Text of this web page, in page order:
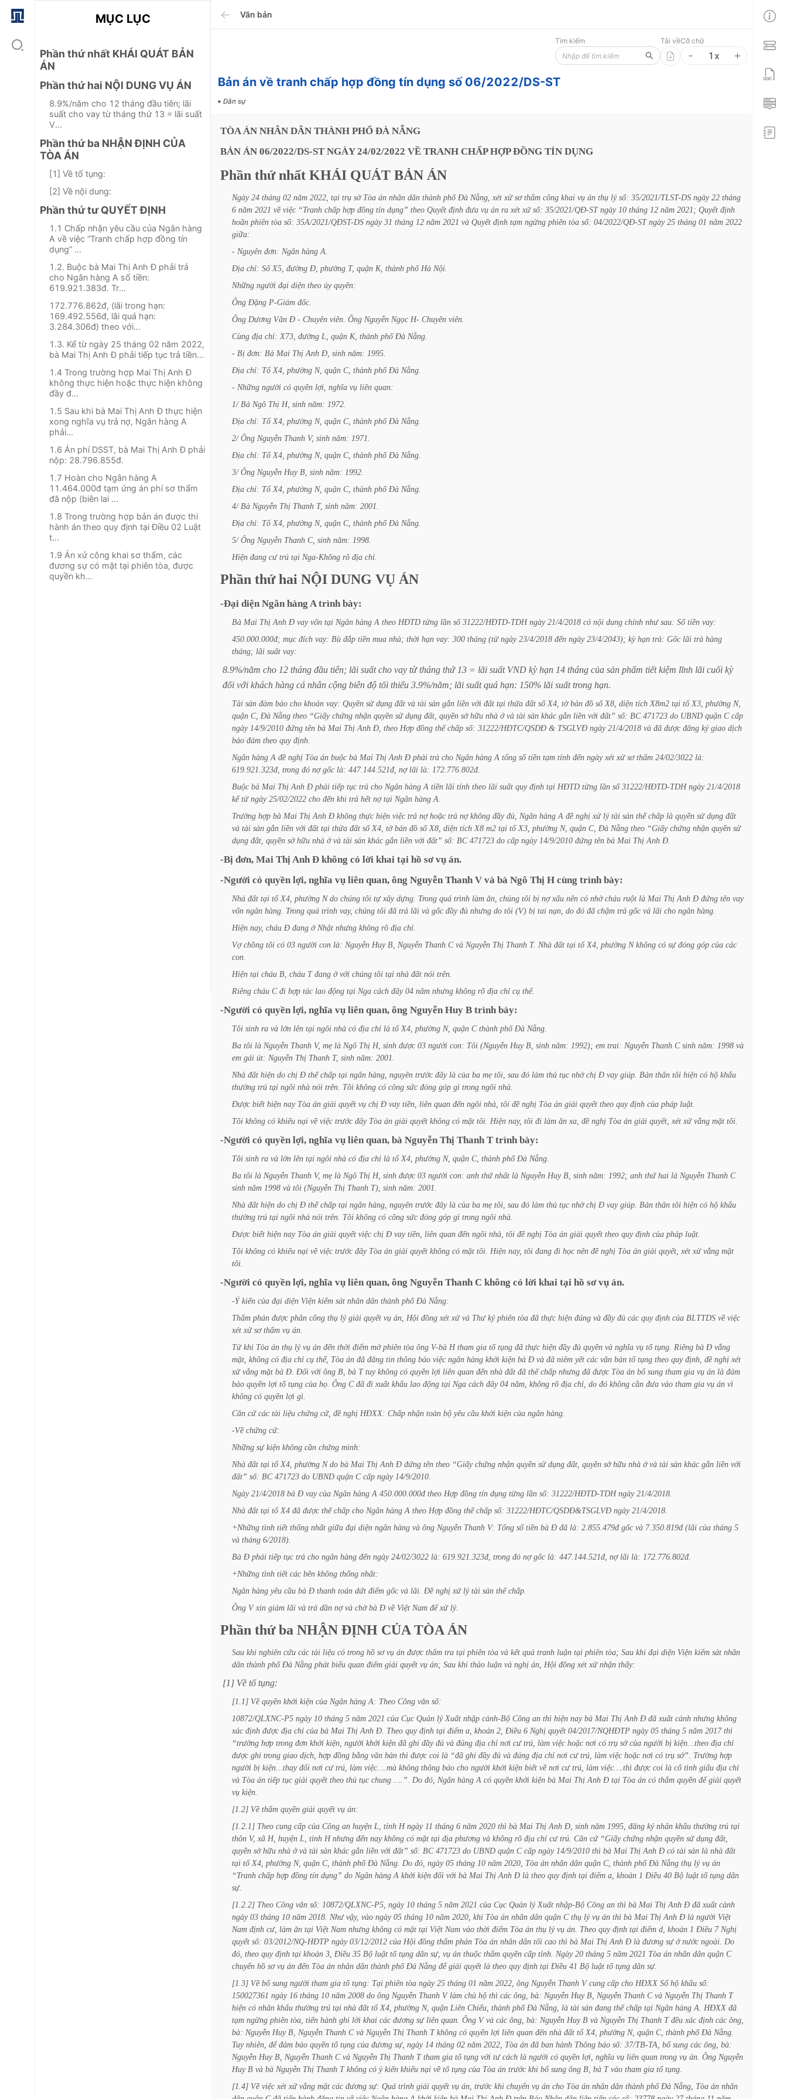
MỤC LỤC
Phần thứ nhất KHÁI QUÁT BẢN
ÁN
Phần thứ hai NỘI DUNG VỤ ÁN
8.9%/năm cho 12 tháng đầu tiên; lãi
suất cho vay từ tháng thứ 13 = lãi suất
V...
Phần thứ ba NHẬN ĐỊNH CỦA
TÒA ÁN
[1] Về tố tụng:
[2] Về nội dung:
Phần thứ tư QUYẾT ĐỊNH
1.1 Chấp nhận yêu cầu của Ngân hàng
A về việc “Tranh chấp hợp đồng tín
dụng” ...
1.2. Buộc bà Mai Thị Anh Đ phải trả
cho Ngân hàng A số tiền:
619.921.383đ. Tr...
172.776.862đ, (lãi trong hạn:
169.492.556đ, lãi quá hạn:
3.284.306đ) theo với...
1.3. Kể từ ngày 25 tháng 02 năm 2022,
bà Mai Thị Anh Đ phải tiếp tục trả tiền...
1.4 Trong trường hợp Mai Thị Anh Đ
không thực hiện hoặc thực hiện không
đầy đ...
1.5 Sau khi bà Mai Thị Anh Đ thực hiện
xong nghĩa vụ trả nợ, Ngân hàng A
phải...
1.6 Án phí DSST, bà Mai Thị Anh Đ phải
nộp: 28.796.855đ.
1.7 Hoàn cho Ngân hàng A
11.464.000đ tạm ứng án phí sơ thẩm
đã nộp (biên lai ...
1.8 Trong trường hợp bản án được thi
hành án theo quy định tại Điều 02 Luật
t...
1.9 Án xử công khai sơ thẩm, các
đương sự có mặt tại phiên tòa, được
quyền kh...
Văn bản
Tìm kiếm Tải vềCỡ chữ
1 x
Bản án về tranh chấp hợp đồng tín dụng số 06/2022/DS-ST
Dân sự
TÒA ÁN NHÂN DÂN THÀNH PHỐ ĐÀ NẴNG
BẢN ÁN 06/2022/DS-ST NGÀY 24/02/2022 VỀ TRANH CHẤP HỢP ĐỒNG TÍN DỤNG
Phần thứ nhất KHÁI QUÁT BẢN ÁN
Ngày 24 tháng 02 năm 2022, tại trụ sở Tòa án nhân dân thành phố Đà Nẵng, xét xử sơ thẩm công khai vụ án thụ lý số: 35/2021/TLST-DS ngày 22 tháng
6 năm 2021 về việc “Tranh chấp hợp đồng tín dụng” theo Quyết định đưa vụ án ra xét xử số: 35/2021/QĐ-ST ngày 10 tháng 12 năm 2021; Quyết định
hoãn phiên tòa số: 35A/2021/QĐST-DS ngày 31 tháng 12 năm 2021 và Quyết định tạm ngừng phiên tòa số: 04/2022/QĐ-ST ngày 25 tháng 01 năm 2022
giữa:
- Nguyên đơn: Ngân hàng A.
Địa chỉ: Số X5, đường Đ, phường T, quận K, thành phố Hà Nội.
Những người đại diện theo ủy quyền:
Ông Đặng P-Giám đốc.
Ông Dương Văn Đ - Chuyên viên. Ông Nguyễn Ngọc H- Chuyên viên.
Cùng địa chỉ: X73, đường L, quận K, thành phố Đà Nẵng.
- Bị đơn: Bà Mai Thị Anh Đ, sinh năm: 1995.
Địa chỉ: Tổ X4, phường N, quận C, thành phố Đà Nẵng.
- Những người có quyền lợi, nghĩa vụ liên quan:
1/ Bà Ngô Thị H, sinh năm: 1972.
Địa chỉ: Tổ X4, phường N, quận C, thành phố Đà Nẵng.
2/ Ông Nguyễn Thanh V, sinh năm: 1971.
Địa chỉ: Tổ X4, phường N, quận C, thành phố Đà Nẵng.
3/ Ông Nguyễn Huy B, sinh năm: 1992.
Địa chỉ: Tổ X4, phường N, quận C, thành phố Đà Nẵng.
4/ Bà Nguyễn Thị Thanh T, sinh năm: 2001.
Địa chỉ: Tổ X4, phường N, quận C, thành phố Đà Nẵng.
5/ Ông Nguyễn Thanh C, sinh năm: 1998.
Hiện đang cư trú tại Nga-Không rõ địa chỉ.
Phần thứ hai NỘI DUNG VỤ ÁN
-Đại diện Ngân hàng A trình bày:
Bà Mai Thị Anh Đ vay vốn tại Ngân hàng A theo HĐTD từng lần số 31222/HĐTD-TDH ngày 21/4/2018 có nội dung chính như sau: Số tiền vay:
450.000.000đ; mục đích vay: Bù đắp tiền mua nhà; thời hạn vay: 300 tháng (từ ngày 23/4/2018 đến ngày 23/4/2043); kỳ hạn trả: Gốc lãi trả hàng
tháng; lãi suất vay:
8.9%/năm cho 12 tháng đầu tiên; lãi suất cho vay từ tháng thứ 13 = lãi suất VND kỳ hạn 14 tháng của sản phẩm tiết kiệm lĩnh lãi cuối kỳ
đối với khách hàng cá nhân cộng biên độ tối thiểu 3.9%/năm; lãi suất quá hạn: 150% lãi suất trong hạn.
Tài sản đảm bảo cho khoản vay: Quyền sử dụng đất và tài sản gắn liền với đất tại thửa đất số X4, tờ bản đồ số X8, diện tích X8m2 tại tổ X3, phường N,
quận C, Đà Nẵng theo “Giấy chứng nhận quyền sử dụng đất, quyền sở hữu nhà ở và tài sản khác gắn liền với đất” số: BC 471723 do UBND quận C cấp
ngày 14/9/2010 đứng tên bà Mai Thị Anh Đ, theo Hợp đồng thế chấp số: 31222/HĐTC/QSDĐ & TSGLVĐ ngày 21/4/2018 và đã được đăng ký giao dịch
bảo đảm theo quy định.
Ngân hàng A đề nghị Tòa án buộc bà Mai Thị Anh Đ phải trả cho Ngân hàng A tổng số tiền tạm tính đến ngày xét xử sơ thẩm 24/02/3022 là:
619.921.323đ, trong đó nợ gốc là: 447.144.521đ, nợ lãi là: 172.776.802đ.
Buộc bà Mai Thị Anh Đ phải tiếp tục trả cho Ngân hàng A tiền lãi tính theo lãi suất quy định tại HĐTD từng lần số 31222/HĐTD-TDH ngày 21/4/2018
kể từ ngày 25/02/2022 cho đến khi trả hết nợ tại Ngân hàng A.
Trường hợp bà Mai Thị Anh Đ không thực hiện việc trả nợ hoặc trả nợ không đầy đủ, Ngân hàng A đề nghị xử lý tài sản thế chấp là quyền sử dụng đất
và tài sản gắn liền với đất tại thửa đất số X4, tờ bản đồ số X8, diện tích X8 m2 tại tổ X3, phường N, quận C, Đà Nẵng theo “Giấy chứng nhận quyền sử
dụng đất, quyền sở hữu nhà ở và tài sản khác gắn liền với đất” số: BC 471723 do cấp ngày 14/9/2010 đứng tên bà Mai Thị Anh Đ.
-Bị đơn, Mai ThịAnh Đ không có lời khai tại hồ sơ vụ án.
-Người có quyền lợi, nghĩa vụ liên quan, ông Nguyễn Thanh V và bà Ngô Thị H cùng trình bày:
Nhà đất tại tổ X4, phường N do chúng tôi tự xây dựng. Trong quá trình làm ăn, chúng tôi bị nợ xấu nên có nhờ cháu ruột là Mai Thị Anh Đ đứng tên vay
vốn ngân hàng. Trong quá trình vay, chúng tôi đã trả lãi và gốc đầy đủ nhưng do tôi (V) bị tai nạn, do đó đã chậm trả gốc và lãi cho ngân hàng.
Hiện nay, cháu Đ đang ở Nhật nhưng không rõ địa chỉ.
Vợ chồng tôi có 03 người con là: Nguyễn Huy B, Nguyễn Thanh C và Nguyễn Thị Thanh T. Nhà đất tại tổ X4, phường N không có sự đóng góp của các
con.
Hiện tại cháu B, cháu T đang ở với chúng tôi tại nhà đất nói trên.
Riêng cháu C đi hợp tác lao động tại Nga cách đây 04 năm nhưng không rõ địa chỉ cụ thể.
-Người có quyền lợi, nghĩa vụ liên quan, ông Nguyễn Huy B trình bày:
Tôi sinh ra và lớn lên tại ngôi nhà có địa chỉ là tổ X4, phường N, quận C thành phố Đà Nẵng.
Ba tôi là Nguyễn Thanh V, mẹ là Ngô Thị H, sinh được 03 người con: Tôi (Nguyễn Huy B, sinh năm: 1992); em trai: Nguyễn Thanh C sinh năm: 1998 và
em gái út: Nguyễn Thị Thanh T, sinh năm: 2001.
Nhà đất hiện do chị Đ thế chấp tại ngân hàng, nguyên trước đây là của ba mẹ tôi, sau đó làm thủ tục nhờ chị Đ vay giúp. Bản thân tôi hiện có hộ khẩu
thường trú tại ngôi nhà nói trên. Tôi không có công sức đóng góp gì trong ngôi nhà.
Được biết hiện nay Tòa án giải quyết vụ chị Đ vay tiền, liên quan đến ngôi nhà, tôi đề nghị Tòa án giải quyết theo quy định của pháp luật.
Tôi không có khiếu nại về việc trước đây Tòa án giải quyết không có mặt tôi. Hiện nay, tôi đi làm ăn xa, đề nghị Tòa án giải quyết, xét xử vắng mặt tôi.
-Người có quyền lợi, nghĩa vụ liên quan, bà Nguyễn Thị Thanh T trình bày:
Tôi sinh ra và lớn lên tại ngôi nhà có địa chỉ là tổ X4, phường N, quận C, thành phố Đà Nẵng.
Ba tôi là Nguyễn Thanh V, mẹ là Ngô Thị H, sinh được 03 người con: anh thứ nhất là Nguyễn Huy B, sinh năm: 1992; anh thứ hai là Nguyễn Thanh C
sinh năm 1998 và tôi (Nguyễn Thị Thanh T), sinh năm: 2001.
Nhà đất hiện do chị Đ thế chấp tại ngân hàng, nguyên trước đây là của ba mẹ tôi, sau đó làm thủ tục nhờ chị Đ vay giúp. Bản thân tôi hiện có hộ khẩu
thường trú tại ngôi nhà nói trên. Tôi không có công sức đóng góp gì trong ngôi nhà.
Được biết hiện nay Tòa án giải quyết việc chị Đ vay tiền, liên quan đến ngôi nhà, tôi đề nghị Tòa án giải quyết theo quy định của pháp luật.
Tôi không có khiếu nại về việc trước đây Tòa án giải quyết không có mặt tôi. Hiện nay, tôi đang đi học nên đề nghị Tòa án giải quyết, xét xử vắng mặt
tôi.
-Người có quyền lợi, nghĩa vụ liên quan, ông Nguyễn Thanh C không có lời khai tại hồ sơ vụ án.
-Ý kiến của đại diện Viện kiểm sát nhân dân thành phố Đà Nẵng:
Thẩm phán được phân công thụ lý giải quyết vụ án, Hội đồng xét xử và Thư ký phiên tòa đã thực hiện đúng và đầy đủ các quy định của BLTTDS về việc
xét xử sơ thẩm vụ án.
Từ khi Tòa án thụ lý vụ án đến thời điểm mở phiên tòa ông V-bà H tham gia tố tụng đã thực hiện đầy đủ quyền và nghĩa vụ tố tụng. Riêng bà Đ vắng
mặt, không có địa chỉ cụ thể, Tòa án đã đăng tin thông báo việc ngân hàng khởi kiện bà Đ và đã niêm yết các văn bản tố tụng theo quy định, đề nghị xét
xử vắng mặt bà Đ. Đối với ông B, bà T tuy không có quyền lợi liên quan đến nhà đất đã thế chấp nhưng đã được Tòa án bổ sung tham gia vụ án là đảm
bảo quyền lợi tố tụng của họ. Ông C đã đi xuất khẩu lao động tại Nga cách đây 04 năm, không rõ địa chỉ, do đó không cần đưa vào tham gia vụ án vì
không có quyền lợi gì.
Căn cứ các tài liệu chứng cứ, đề nghị HĐXX: Chấp nhận toàn bộ yêu cầu khởi kiện của ngân hàng.
-Về chứng cứ:
Những sự kiện không cần chứng minh:
Nhà đất tại tổ X4, phường N do bà Mai Thị Anh Đ đứng tên theo “Giấy chứng nhận quyền sử dụng đất, quyền sở hữu nhà ở và tài sản khác gắn liền với
đất” số: BC 471723 do UBND quận C cấp ngày 14/9/2010.
Ngày 21/4/2018 bà Đ vay của Ngân hàng A 450.000.000đ theo Hợp đồng tín dụng từng lần số: 31222/HĐTD-TDH ngày 21/4/2018.
Nhà đất tại tổ X4 đã được thế chấp cho Ngân hàng A theo Hợp đồng thế chấp số: 31222/HĐTC/QSDĐ&TSGLVĐ ngày 21/4/2018.
+Những tình tiết thống nhất giữa đại diện ngân hàng và ông Nguyễn Thanh V: Tổng số tiền bà Đ đã là: 2.855.479đ gốc và 7.350.819đ (lãi của tháng 5
và tháng 6/2018).
Bà Đ phải tiếp tục trả cho ngân hàng đến ngày 24/02/3022 là: 619.921.323đ, trong đó nợ gốc là: 447.144.521đ, nợ lãi là: 172.776.802đ.
+Những tình tiết các bên không thống nhất:
Ngân hàng yêu cầu bà Đ thanh toán dứt điểm gốc và lãi. Đề nghị xử lý tài sản thế chấp.
Ông V xin giảm lãi và trả dần nợ và chờ bà Đ về Việt Nam để xử lý.
Phần thứ ba NHẬN ĐỊNH CỦA TÒA ÁN
Sau khi nghiên cứu các tài liệu có trong hồ sơ vụ án được thẩm tra tại phiên tòa và kết quả tranh luận tại phiên tòa; Sau khi đại diện Viện kiểm sát nhân
dân thành phố Đà Nẵng phát biểu quan điểm giải quyết vụ án; Sau khi thảo luận và nghị án, Hội đồng xét xử nhận thấy:
[1] Về tố tụng:
[1.1] Về quyền khởi kiện của Ngân hàng A: Theo Công văn số:
10872/QLXNC-P5 ngày 10 tháng 5 năm 2021 của Cục Quản lý Xuất nhập cảnh-Bộ Công an thì hiện nay bà Mai Thị Anh Đ đã xuất cảnh nhưng không
xác định được địa chỉ của bà Mai Thị Anh Đ. Theo quy định tại điểm a, khoản 2, Điều 6 Nghị quyết 04/2017/NQHĐTP ngày 05 tháng 5 năm 2017 thì
“trường hợp trong đơn khởi kiện, người khởi kiện đã ghi đầy đủ và đúng địa chỉ nơi cư trú, làm việc hoặc nơi có trụ sở của người bị kiện…theo địa chỉ
được ghi trong giao dịch, hợp đồng bằng văn bản thì được coi là “đã ghi đầy đủ và đúng địa chỉ nơi cư trú, làm việc hoặc nơi có trụ sở”. Trường hợp
người bị kiện…thay đổi nơi cư trú, làm việc….mà không thông báo cho người khởi kiện biết về nơi cư trú, làm việc….thì được coi là cố tình giấu địa chỉ
và Tòa án tiếp tục giải quyết theo thủ tục chung ….”. Do đó, Ngân hàng A có quyền khởi kiện bà Mai Thị Anh Đ tại Tòa án có thẩm quyền để giải quyết
vụ kiện.
[1.2] Về thẩm quyền giải quyết vụ án:
[1.2.1] Theo cung cấp của Công an huyện L, tỉnh H ngày 11 tháng 6 năm 2020 thì bà Mai Thị Anh Đ, sinh năm 1995, đăng ký nhân khẩu thường trú tại
thôn V, xã H, huyện L, tỉnh H nhưng đến nay không có mặt tại địa phương và không rõ địa chỉ cư trú. Căn cứ “Giấy chứng nhận quyền sử dụng đất,
quyền sở hữu nhà ở và tài sản khác gắn liền với đất” số: BC 471723 do UBND quận C cấp ngày 14/9/2010 thì bà Mai Thị Anh Đ có tài sản là nhà đất
tại tổ X4, phường N, quận C, thành phố Đà Nẵng. Do đó, ngày 05 tháng 10 năm 2020, Tòa án nhân dân quận C, thành phố Đà Nẵng thụ lý vụ án
“Tranh chấp hợp đồng tín dụng” do Ngân hàng A khởi kiện đối với bà Mai Thị Anh Đ là theo quy định tại điểm a, khoản 1 Điều 40 Bộ luật tố tụng dân
sự.
[1.2.2] Theo Công văn số: 10872/QLXNC-P5, ngày 10 tháng 5 năm 2021 của Cục Quản lý Xuất nhập-Bộ Công an thì bà Mai Thị Anh Đ đã xuất cảnh
ngày 03 tháng 10 năm 2018. Như vậy, vào ngày 05 tháng 10 năm 2020, khi Tòa án nhân dân quận C thụ lý vụ án thì bà Mai Thị Anh Đ là người Việt
Nam định cư, làm ăn tại Việt Nam nhưng không có mặt tại Việt Nam vào thời điểm Tòa án thụ lý vụ án. Theo quy định tại điểm d, khoản 1 Điều 7 Nghị
quyết số: 03/2012/NQ-HĐTP ngày 03/12/2012 của Hội đồng thẩm phán Tòa án nhân dân tối cao thì bà Mai Thị Anh Đ là đương sự ở nước ngoài. Do
đó, theo quy định tại khoản 3, Điều 35 Bộ luật tố tụng dân sự, vụ án thuộc thẩm quyền cấp tỉnh. Ngày 20 tháng 5 năm 2021 Tòa án nhân dân quận C
chuyển hồ sơ vụ án đến Tòa án nhân dân thành phố Đà Nẵng để giải quyết là theo quy định tại Điều 41 Bộ luật tố tụng dân sự.
[1.3] Về bổ sung người tham gia tố tụng: Tại phiên tòa ngày 25 tháng 01 năm 2022, ông Nguyễn Thanh V cung cấp cho HĐXX Sổ hộ khẩu số:
150027361 ngày 16 tháng 10 năm 2008 do ông Nguyễn Thanh V làm chủ hộ thì các ông, bà: Nguyễn Huy B, Nguyễn Thanh C và Nguyễn Thị Thanh T
hiện có nhân khẩu thường trú tại nhà đất tổ X4, phường N, quận Liên Chiểu, thành phố Đà Nẵng, là tài sản đang thế chấp tại Ngân hàng A. HĐXX đã
tạm ngừng phiên tòa, tiến hành ghi lời khai các đương sự liên quan. Ông V và các ông, bà: Nguyễn Huy B và Nguyễn Thị Thanh T đều xác định các ông,
bà: Nguyễn Huy B, Nguyễn Thanh C và Nguyễn Thị Thanh T không có quyền lợi liên quan đến nhà đất tổ X4, phường N, quận C, thành phố Đà Nẵng.
Tuy nhiên, để đảm bảo quyền tố tụng của đương sự, ngày 14 tháng 02 năm 2022, Tòa án đã ban hành Thông báo số: 37/TB-TA, bổ sung các ông, bà:
Nguyễn Huy B, Nguyễn Thanh C và Nguyễn Thị Thanh T tham gia tố tụng với tư cách là người có quyền lợi, nghĩa vụ liên quan trong vụ án. Ông Nguyễn
Huy B và bà Nguyễn Thị Thanh T không có ý kiến khiếu nại về tố tụng của Tòa án trước khi bổ sung ông B, bà T vào tham gia tố tụng.
[1.4] Về việc xét xử vắng mặt các đương sự: Quá trình giải quyết vụ án, trước khi chuyển vụ án cho Tòa án nhân dân thành phố Đà Nẵng, Tòa án nhân